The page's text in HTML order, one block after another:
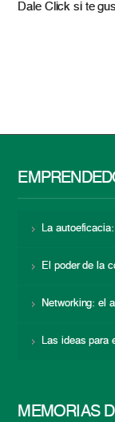
Dale Click si te
La
El poder de la
Networking: el
Las ideas para
MEMORIAS